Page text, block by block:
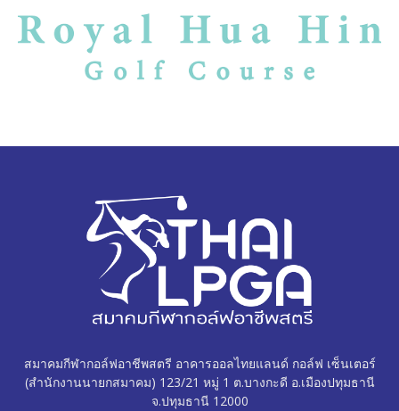
สมาคมกีฬากอล์ฟอาชีพสตรี อาคารออลไทยแลนด์ กอล์ฟ เซ็นเตอร์
(สำนักงานนายกสมาคม) 123/21 หมู่ 1 ต.บางกะดี อ.เมืองปทุมธานี
จ.ปทุมธานี 12000